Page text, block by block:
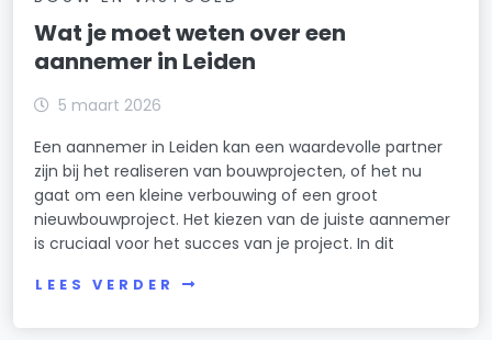
Wat je moet weten over een
aannemer in Leiden
5 maart 2026
Een aannemer in Leiden kan een waardevolle partner
zijn bij het realiseren van bouwprojecten, of het nu
gaat om een kleine verbouwing of een groot
nieuwbouwproject. Het kiezen van de juiste aannemer
is cruciaal voor het succes van je project. In dit
LEES VERDER